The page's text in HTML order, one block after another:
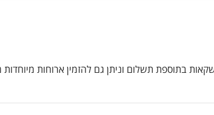
בתוספת תשלום וניתן גם להזמין ארוחות